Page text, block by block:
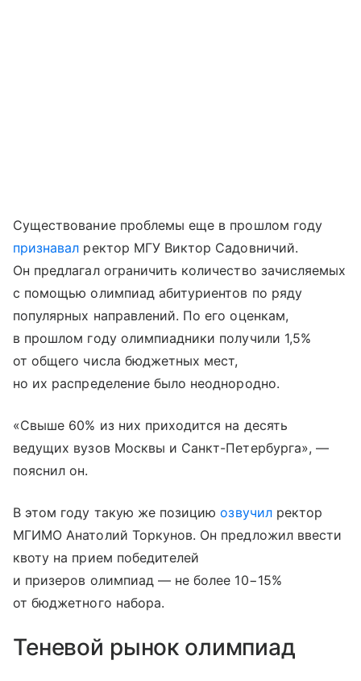
Существование проблемы еще в прошлом году
признавал ректор МГУ Виктор Садовничий.
Он предлагал ограничить количество зачисляемых
с помощью олимпиад абитуриентов по ряду
популярных направлений. По его оценкам,
в прошлом году олимпиадники получили 1,5%
от общего числа бюджетных мест,
но их распределение было неоднородно.
«Свыше 60% из них приходится на десять
ведущих вузов Москвы и Санкт-Петербурга», —
пояснил он.
В этом году такую же позициюозвучилректор
МГИМО Анатолий Торкунов. Он предложил ввести
квоту на прием победителей
и призеров олимпиад — не более 10−15%
от бюджетного набора.
Теневой рынок олимпиад